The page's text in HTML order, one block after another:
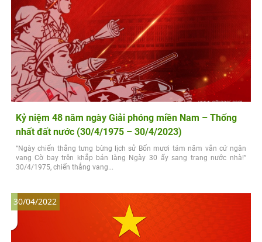
Kỷ niệm 48 năm ngày Giải phóng miền Nam – Thống
nhất đất nước (30/4/1975 – 30/4/2023)
“Ngày chiến thắng tưng bừng lịch sử Bốn mươi tám năm vẫn cứ ngân
vang Cờ bay trên khắp bản làng Ngày 30 ấy sang trang nước nhà!”
30/4/1975, chiến thắng vang...
30/04/2022